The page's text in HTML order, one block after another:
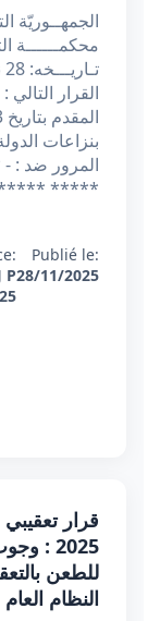
الجمهــوريّة
القرار
بنزاعات
المرور ضد :
***** *****
Publié le:
28/11/2025
P
2025 :
للطعن
النظام العام